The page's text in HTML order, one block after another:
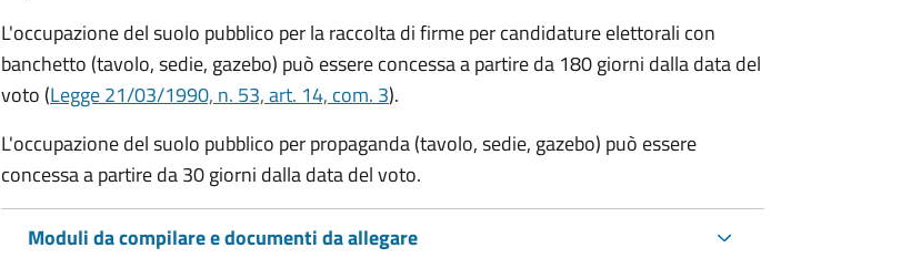
L'occupazione del suolo pubblico per la raccolta di firme per candidature elettorali con
banchetto (tavolo, sedie, gazebo) può essere concessa a partire da 180 giorni dalla data del
voto (Legge 21/03/1990, n. 53, art. 14, com. 3).
L'occupazione del suolo pubblico per propaganda (tavolo, sedie, gazebo) può essere
concessa a partire da 30 giorni dalla data del voto.
Moduli da compilare e documenti da allegare